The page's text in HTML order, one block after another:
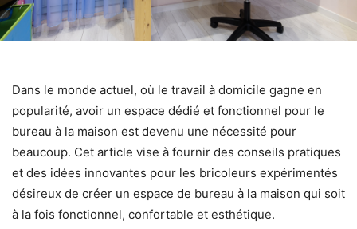
Dans le monde actuel, où le travail à domicile gagne en
popularité, avoir un espace dédié et fonctionnel pour le
bureau à la maison est devenu une nécessité pour
beaucoup. Cet article vise à fournir des conseils pratiques
et des idées innovantes pour les bricoleurs expérimentés
désireux de créer un espace de bureau à la maison qui soit
à la fois fonctionnel, confortable et esthétique.